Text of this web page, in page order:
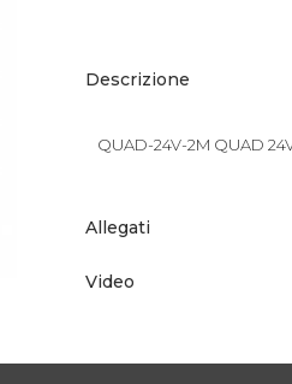
Descrizione
QUAD-24V-2M QUAD
Allegati
Video